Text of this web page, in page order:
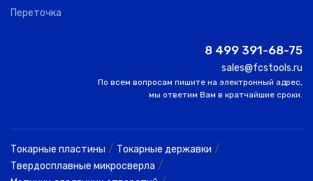
Переточка
8 499 391-68-75
sales@fcstools.ru
По всем вопросам пишите на электронный адрес,
мы ответим Вам в кратчайшие сроки.
Токарные пластины / Токарные державки /
Твердосплавные микросверла /